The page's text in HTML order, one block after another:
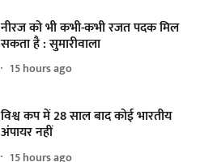
नीरज को भी कभी-कभी रजत पदक मिल
सकता है : सुमारीवाला
15 hours ago
विश्व कप में 28 साल बाद कोई भारतीय
अंपायर नहीं
15 hours ago